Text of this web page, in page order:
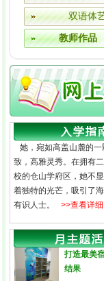
双语体
教师作品
她，宛如高盖山麓的一
致，高雅灵秀。在拥有
校的仓山学府区，她不
着独特的光芒，吸引了
有识人士。 >>查看详细
打造最美
结果